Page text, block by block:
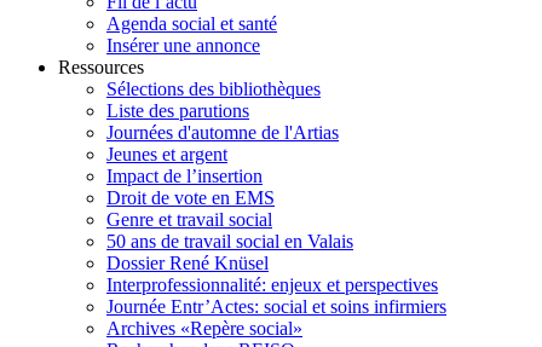
Agenda social et santé
Insérer une annonce
Ressources
Sélections des bibliothèques
Liste des parutions
Journées d'automne de l'Artias
Jeunes et argent
Impact de l’insertion
Droit de vote en EMS
Genre et travail social
50 ans de travail social en Valais
Dossier René Knüsel
Interprofessionnalité: enjeux et perspectives
Journée Entr’Actes: social et soins infirmiers
Archives «Repère social»